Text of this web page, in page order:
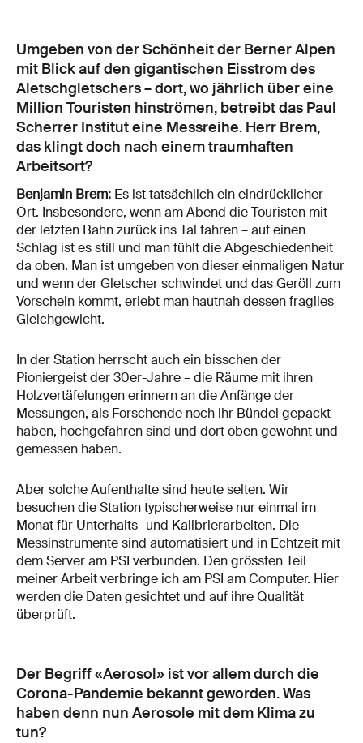
Umgeben von der Schönheit der Berner Alpen
mit Blick auf den gigantischen Eisstrom des
Aletschgletschers – dort, wo jährlich über eine
Million Touristen hinströmen, betreibt das Paul
Scherrer Institut eine Messreihe. Herr Brem,
das klingt doch nach einem traumhaften
Arbeitsort?
Benjamin Brem: Es ist tatsächlich ein eindrücklicher
Ort. Insbesondere, wenn am Abend die Touristen mit
der letzten Bahn zurück ins Tal fahren – auf einen
Schlag ist es still und man fühlt die Abgeschiedenheit
da oben. Man ist umgeben von dieser einmaligen Natur
und wenn der Gletscher schwindet und das Geröll zum
Vorschein kommt, erlebt man hautnah dessen fragiles
Gleichgewicht.
In der Station herrscht auch ein bisschen der
Pioniergeist der 30er-Jahre – die Räume mit ihren
Holzvertäfelungen erinnern an die Anfänge der
Messungen, als Forschende noch ihr Bündel gepackt
haben, hochgefahren sind und dort oben gewohnt und
gemessen haben.
Aber solche Aufenthalte sind heute selten. Wir
besuchen die Station typischerweise nur einmal im
Monat für Unterhalts- und Kalibrierarbeiten. Die
Messinstrumente sind automatisiert und in Echtzeit mit
dem Server am PSI verbunden. Den grössten Teil
meiner Arbeit verbringe ich am PSI am Computer. Hier
werden die Daten gesichtet und auf ihre Qualität
überprüft.
Der Begriff «Aerosol» ist vor allem durch die
Corona-Pandemie bekannt geworden. Was
haben denn nun Aerosole mit dem Klima zu
tun?